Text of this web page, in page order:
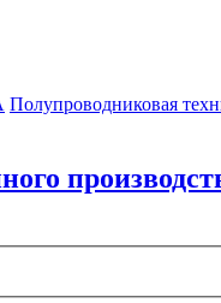
Полупроводниковая